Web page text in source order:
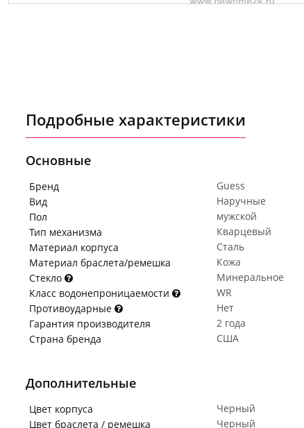
Подробные характеристики
Основные
Бренд
Guess
Вид
Наручные
Пол
мужской
Тип механизма
Кварцевый
Материал корпуса
Сталь
Материал браслета/ремешка
Кожа
Стекло
Минеральное
Класс водонепроницаемости
WR
Противоударные
Нет
Гарантия производителя
2 года
Страна бренда
США
Дополнительные
Цвет корпуса
Черный
Цвет браслета / ремешка
Черный